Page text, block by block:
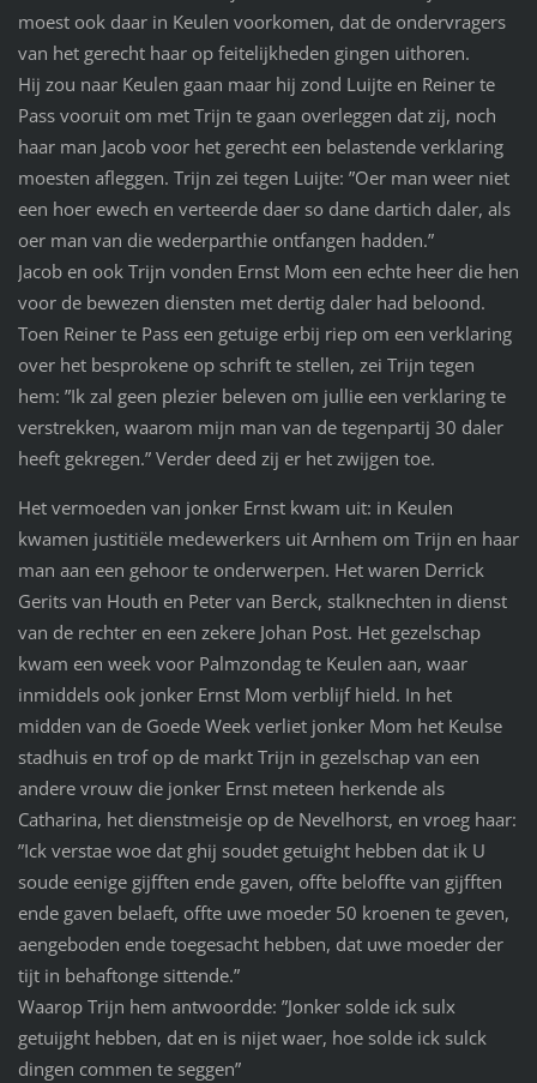
moest ook daar in Keulen voorkomen, dat de ondervragers
van het gerecht haar op feitelijkheden gingen uithoren.
Hij zou naar Keulen gaan maar hij zond Luijte en Reiner te
Pass vooruit om met Trijn te gaan overleggen dat zij, noch
haar man Jacob voor het gerecht een belastende verklaring
moesten afleggen. Trijn zei tegen Luijte: ”Oer man weer niet
een hoer ewech en verteerde daer so dane dartich daler, als
oer man van die wederparthie ontfangen hadden.”
Jacob en ook Trijn vonden Ernst Mom een echte heer die hen
voor de bewezen diensten met dertig daler had beloond.
Toen Reiner te Pass een getuige erbij riep om een verklaring
over het besprokene op schrift te stellen, zei Trijn tegen
hem: ”Ik zal geen plezier beleven om jullie een verklaring te
verstrekken, waarom mijn man van de tegenpartij 30 daler
heeft gekregen.” Verder deed zij er het zwijgen toe.
Het vermoeden van jonker Ernst kwam uit: in Keulen
kwamen justitiële medewerkers uit Arnhem om Trijn en haar
man aan een gehoor te onderwerpen. Het waren Derrick
Gerits van Houth en Peter van Berck, stalknechten in dienst
van de rechter en een zekere Johan Post. Het gezelschap
kwam een week voor Palmzondag te Keulen aan, waar
inmiddels ook jonker Ernst Mom verblijf hield. In het
midden van de Goede Week verliet jonker Mom het Keulse
stadhuis en trof op de markt Trijn in gezelschap van een
andere vrouw die jonker Ernst meteen herkende als
Catharina, het dienstmeisje op de Nevelhorst, en vroeg haar:
”Ick verstae woe dat ghij soudet getuight hebben dat ik U
soude eenige gijfften ende gaven, offte beloffte van gijfften
ende gaven belaeft, offte uwe moeder 50 kroenen te geven,
aengeboden ende toegesacht hebben, dat uwe moeder der
tijt in behaftonge sittende.”
Waarop Trijn hem antwoordde: ”Jonker solde ick sulx
getuijght hebben, dat en is nijet waer, hoe solde ick sulck
dingen commen te seggen”